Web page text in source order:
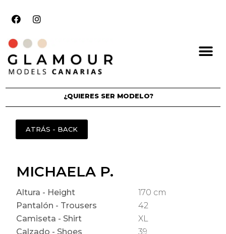
¿QUIERES SER MODELO?
MICHAELA P.
Altura - Height
170 cm
Pantalón - Trousers
42
Camiseta - Shirt
XL
Calzado - Shoes
39